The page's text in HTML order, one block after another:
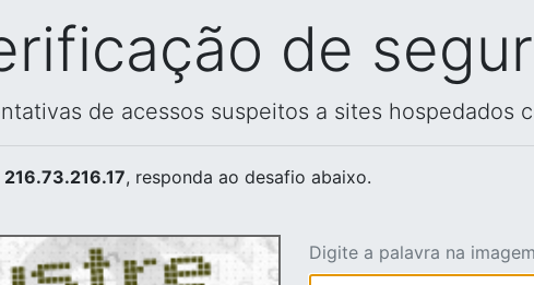
de
de acessos suspeitos a sites hospedados
216.73.216.17, responda ao desafio abaixo.
Digite a palavra na